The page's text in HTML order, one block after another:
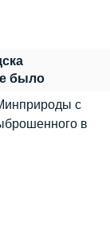
было
с
в